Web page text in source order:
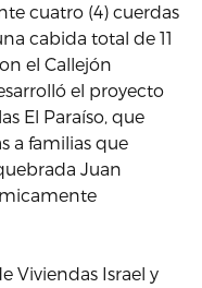
cuatro (4) cuerdas
cabida total de 11
el Callejón
el proyecto
El Paraíso, que
a familias que
Juan
Viviendas Israel y